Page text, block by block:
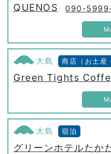
QUENOS 090-
大島 商店（お土産
Green Tights
大島 宿泊
グリーンホテルたか